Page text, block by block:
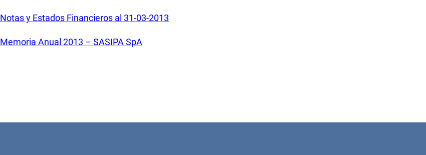
Notas y Estados Financieros al 31-03-2013
Memoria Anual 2013 – SASIPA SpA